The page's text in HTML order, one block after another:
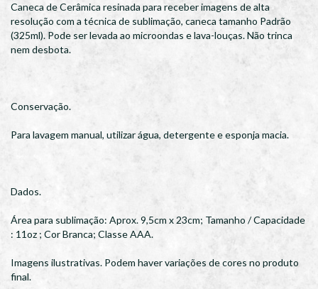
Caneca de Cerâmica resinada para receber imagens de alta
resolução com a técnica de sublimação, caneca tamanho Padrão
(325ml). Pode ser levada ao microondas e lava-louças. Não trinca
nem desbota.
Conservação.
Para lavagem manual, utilizar água, detergente e esponja macia.
Dados.
Área para sublimação: Aprox. 9,5cm x 23cm; Tamanho / Capacidade
: 11oz ; Cor Branca; Classe AAA.
Imagens ilustrativas. Podem haver variações de cores no produto
final.